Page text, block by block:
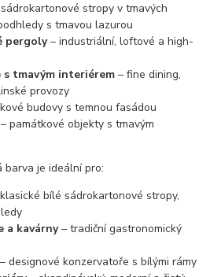
stropy v tmavých
s tmavou lazurou
pergoly– industriální, loftové a high-
s tmavým interiérem – fine dining,
provozy
budovy s temnou fasádou
památkové objekty s tmavým
barva je ideální pro:
bílé sádrokartonové stropy,
a kavárny– tradiční gastronomický
designové konzervatoře s bílými rámy